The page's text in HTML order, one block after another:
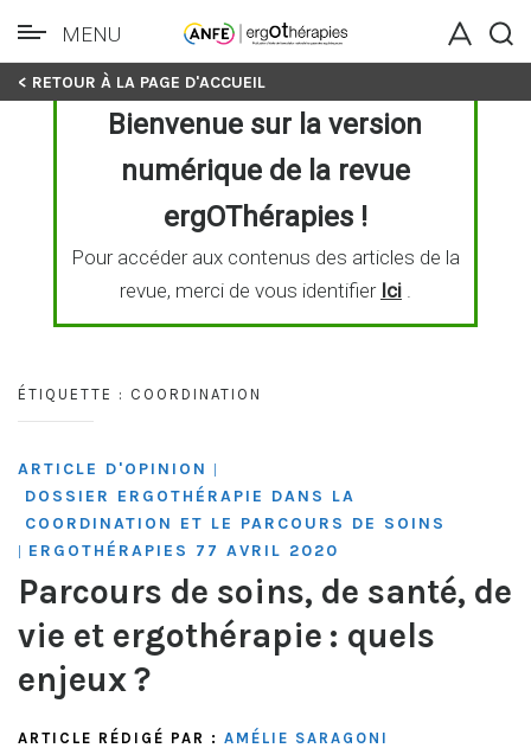
Skip
MENU
< RETOUR À LA PAGE D'ACCUEIL
Bienvenue sur la version
numérique de la revue
ergOThérapies !
Pour accéder aux contenus des articles de la
revue, merci de vous identifier Ici.
ÉTIQUETTE : COORDINATION
ARTICLE D'OPINION |
DOSSIER ERGOTHÉRAPIE DANS LA
COORDINATION ET LE PARCOURS DE SOINS
| ERGOTHÉRAPIES 77 AVRIL 2020
Parcours de soins, de santé, de
vie et ergothérapie : quels
enjeux ?
ARTICLE RÉDIGÉ PAR : AMÉLIE SARAGONI